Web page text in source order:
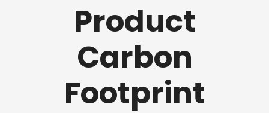
Product
Carbon
Footprint